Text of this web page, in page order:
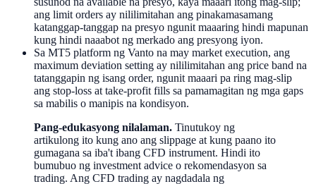
ang limit orders ay nililimitahan ang pinakamasamang
katanggap-tanggap na presyo ngunit maaaring hindi mapunan
kung hindi naaabot ng merkado ang presyong iyon.
Sa MT5 platform ng Vanto na may market execution, ang
maximum deviation setting ay nililimitahan ang price band na
tatanggapin ng isang order, ngunit maaari pa ring mag-slip
ang stop-loss at take-profit fills sa pamamagitan ng mga gaps
sa mabilis o manipis na kondisyon.
Pang-edukasyong nilalaman. Tinutukoy ng
artikulong ito kung ano ang slippage at kung paano ito
gumagana sa iba't ibang CFD instrument. Hindi ito
bumubuo ng investment advice o rekomendasyon sa
trading. Ang CFD trading ay nagdadala ng